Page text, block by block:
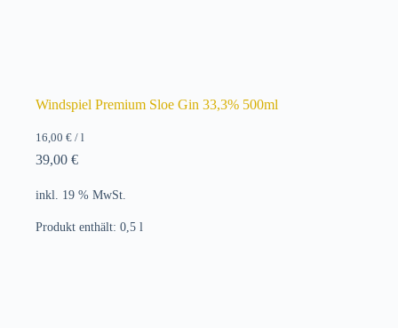
Windspiel Premium Sloe Gin 33,3% 500ml
16,00 € / l
39,00 €
inkl. 19 % MwSt.
Produkt enthält: 0,5 l